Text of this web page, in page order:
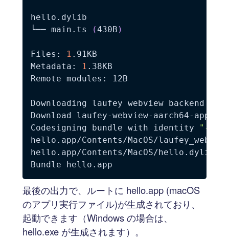
hello.dylib
└── main.ts
(430B )
Files: 1 .91KB
Metadata:
1 .38KB
Remote modules: 12B
Downloading laufey webview backend
Download laufey-webview-aarch64-
Codesigning bundle with identity
"-"
hello.app/Contents/MacOS/
hello.app/Contents/MacOS/
最後の出力で、ルートに hello.app (macOS
のアプリ実行ファイル)が生成されており、
起動できます（Windows の場合は、
hello.exe が生成されます）。